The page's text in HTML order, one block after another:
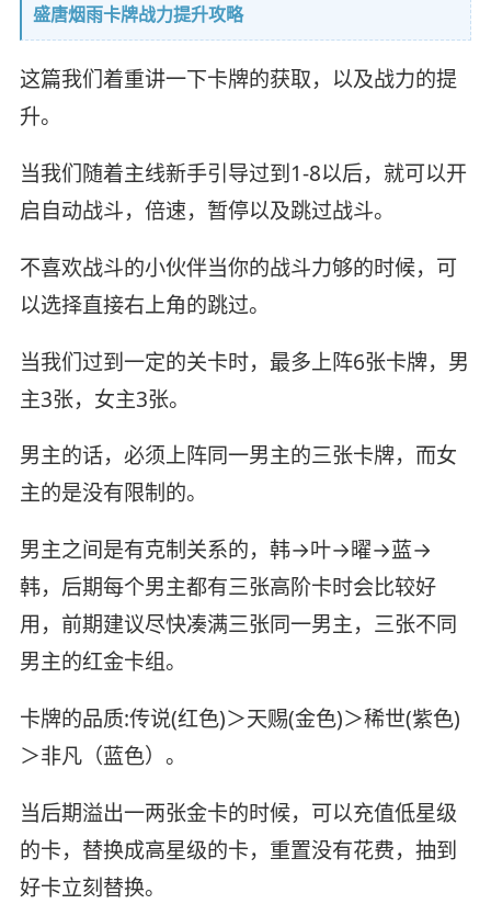
盛唐烟雨卡牌战力提升攻略
这篇我们着重讲一下卡牌的获取，以及战力的提
升。
当我们随着主线新手引导过到1-8以后，就可以开
启自动战斗，倍速，暂停以及跳过战斗。
不喜欢战斗的小伙伴当你的战斗力够的时候，可
以选择直接右上角的跳过。
当我们过到一定的关卡时，最多上阵6张卡牌，男
主3张，女主3张。
男主的话，必须上阵同一男主的三张卡牌，而女
主的是没有限制的。
男主之间是有克制关系的，韩→叶→曜→蓝→
韩，后期每个男主都有三张高阶卡时会比较好
用，前期建议尽快凑满三张同一男主，三张不同
男主的红金卡组。
卡牌的品质:传说(红色)＞天赐(金色)＞稀世(紫色)
＞非凡（蓝色）。
当后期溢出一两张金卡的时候，可以充值低星级
的卡，替换成高星级的卡，重置没有花费，抽到
好卡立刻替换。